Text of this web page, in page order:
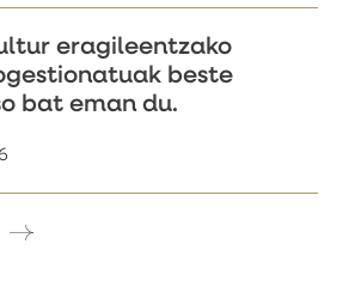
eragileentzako
beste
bat eman du.